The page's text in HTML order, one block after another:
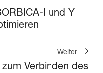
I und Y
Weiter
Verbinden des